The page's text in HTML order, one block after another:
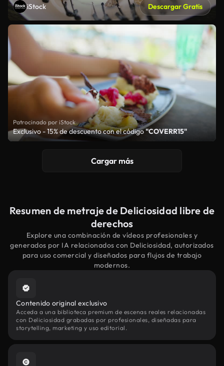
iStock Descargar Gratis
Patrocinado por iStock
Exclusivo - 15% de descuento con el código"COVERR15"
Cargar más
Resumen de metraje de Deliciosidad libre de
derechos
Explore una combinación de vídeos profesionales y
generados por IA relacionados con Deliciosidad, autorizados
para uso comercial y diseñados para flujos de trabajo
modernos.
Contenido original exclusivo
Acceda a una biblioteca premium de escenas reales relacionadas
con Deliciosidad grabadas por profesionales, diseñadas para
storytelling, marketing y uso editorial.